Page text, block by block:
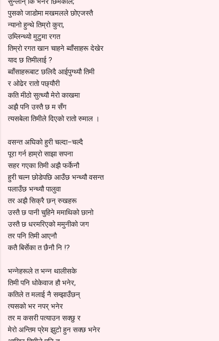
पुसको जाडोमा मखमलले छोएजस्तै
न्यानो हुन्थे तिम्रो कुरा,
उम्लिन्थ्यो मुटुमा रगत
तिम्रो रगत खान चाहने ब्वाँसाहरू देखेर
याद छ तिमीलाई ?
ब्वाँसाहरूबाट छलिदै आईपुग्थ्यौ तिमी
र ओढेर रातो पछ्यौरी
कति मीठो सुत्थ्यौ मेरो काखमा
अझै पनि उस्तै छ म सँग
त्यसबेला तिमीले दिएको रातो रुमाल ।
वसन्त अघिको हुरी चल्दा–चल्दै
पूरा गर्न हाम्रो साझा सपना
सहर गएका तिमी अझै फर्केनौ
हुरी चल्न छोडेपछि आउँछ भन्थ्यौ वसन्त
पलाउँछ भन्थ्यौ पालुवा
तर अझै सिक्रै छन् रुखहरू
उस्तै छ पानी चुहिने ममाथिको छानो
उस्तै छ धरमरिएको ममुनीको जग
तर पनि तिमी आएनौ
कतै बिर्सेका त छैनौ नि !?
भन्नेहरूले त भन्न थालीसके
तिमी पनि धोकेवाज हौ भनेर,
कतिले त मलाई नै सम्झाउँछन्
त्यसको भर नपर् भनेर
तर म कसरी पत्याउन सक्छु र
मेरो अन्तिम प्रेम झुटो हुन सक्छ भनेर